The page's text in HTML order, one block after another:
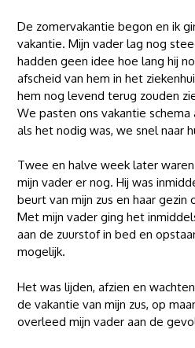
De zomervakantie begon en ik
vakantie. Mijn vader lag nog
hadden geen idee hoe lang hij
afscheid van hem in het
hem nog levend terug zouden
We pasten ons vakantie
als het nodig was, we snel naar
Twee en halve week later
mijn vader er nog. Hij was
beurt van mijn zus en haar gezin
Met mijn vader ging het
aan de zuurstof in bed en
mogelijk.
Het was lijden, afzien en
de vakantie van mijn zus, op
overleed mijn vader aan de